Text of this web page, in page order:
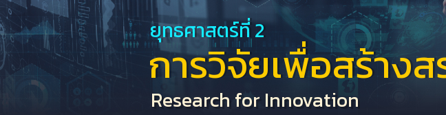
Research for Innovation
การวิจัยเพื่อสร้าง
ยุทธศาสตร์ที่ 2